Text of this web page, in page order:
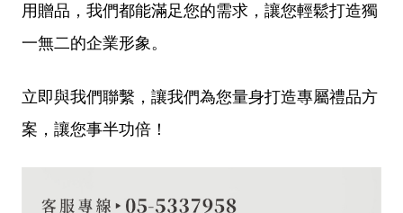
用贈品，我們都能滿足您的需求，讓您輕鬆打造獨
一無二的企業形象。
立即與我們聯繫，讓我們為您量身打造專屬禮品方
案，讓您事半功倍！